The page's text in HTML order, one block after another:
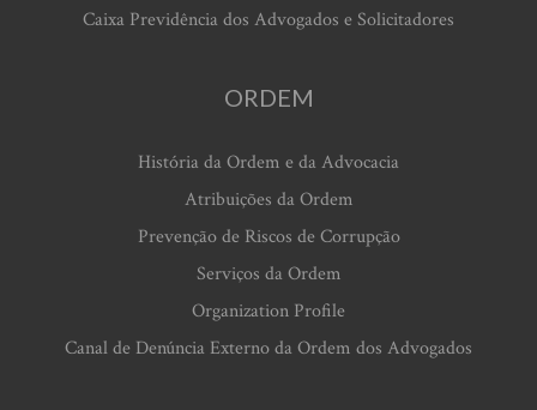
Caixa Previdência dos Advogados e Solicitadores
ORDEM
História da Ordem e da Advocacia
Atribuições da Ordem
Prevenção de Riscos de Corrupção
Serviços da Ordem
Organization Profile
Canal de Denúncia Externo da Ordem dos Advogados